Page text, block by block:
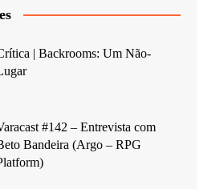
| Backrooms: Um Não-
#142 – Entrevista com
Bandeira (Argo – RPG